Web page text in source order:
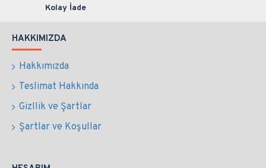
Kolay İade
HAKKIMIZDA
Hakkımızda
Teslimat Hakkında
Gizllik ve Şartlar
Şartlar ve Koşullar